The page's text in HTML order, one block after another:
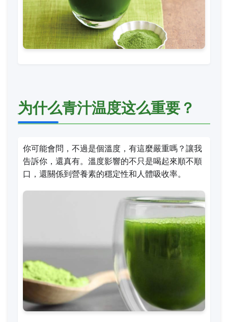
为什么青汁温度这么重要？
你可能會問，不過是個溫度，有這麼嚴重嗎？讓我
告訴你，還真有。溫度影響的不只是喝起來順不順
口，還關係到營養素的穩定性和人體吸收率。